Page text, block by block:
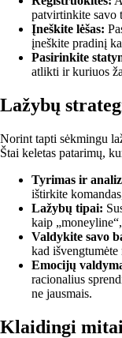
patvirtinkite savo
Įneškite lėšas:
įneškite pradinį
Pasirinkite
atlikti ir kuriuos
Lažybų
Norint tapti sėkmingu
Štai keletas patarimų,
Tyrimas ir
ištirkite
Lažybų tipai:
kaip
Valdykite savo
kad išvengtumėte
Emocijų
racionalius
ne jausmais.
Klaidingi mitai